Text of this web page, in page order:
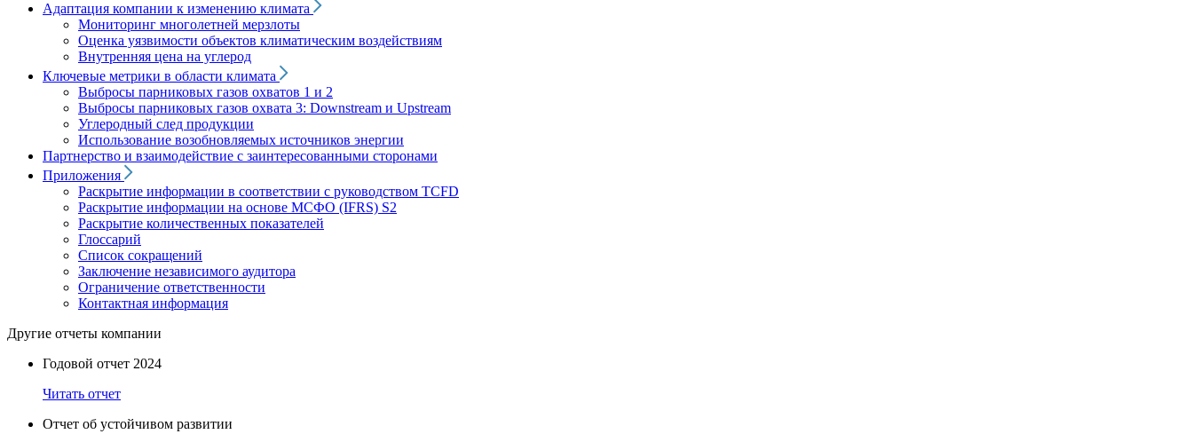
Адаптация компании к изменению климата
Мониторинг многолетней мерзлоты
Оценка уязвимости объектов климатическим воздействиям
Внутренняя цена на углерод
Ключевые метрики в области климата
Выбросы парниковых газов охватов 1 и 2
Выбросы парниковых газов охвата 3: Downstream и Upstream
Углеродный след продукции
Использование возобновляемых источников энергии
Партнерство и взаимодействие с заинтересованными сторонами
Приложения
Раскрытие информации в соответствии с руководством TCFD
Раскрытие информации на основе МСФО (IFRS) S2
Раскрытие количественных показателей
Глоссарий
Список сокращений
Заключение независимого аудитора
Ограничение ответственности
Контактная информация
Другие отчеты компании
Годовой отчет 2024
Читать отчет
Отчет об устойчивом развитии